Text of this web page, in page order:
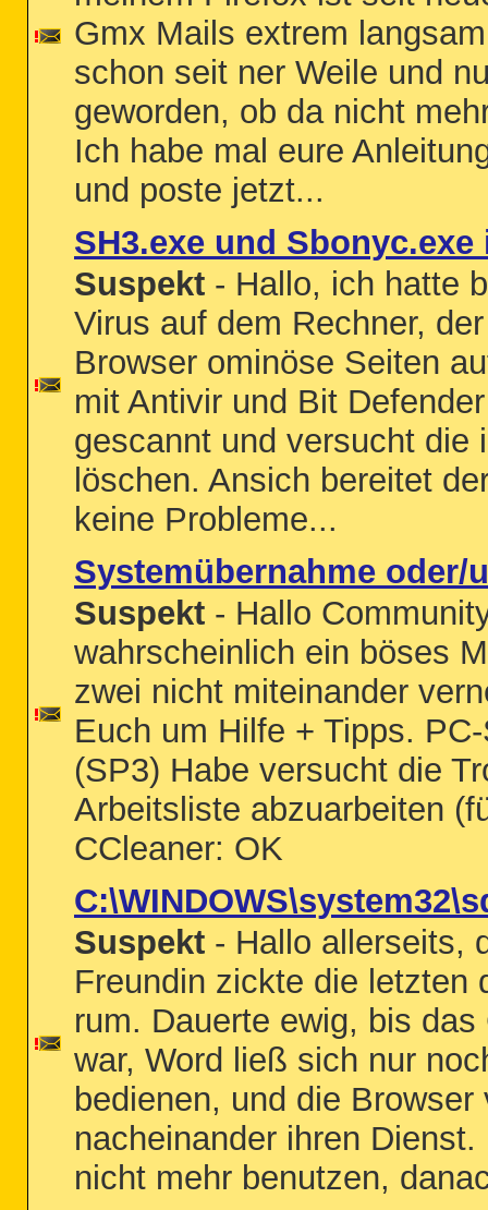
Gmx Mails extrem
schon seit ner Weile und
geworden, ob da nicht
Ich habe mal eure
und poste jetzt...
SH3.exe und
Suspekt - Hallo, ich hatte
Virus auf dem Rechner,
Browser ominöse Seiten
mit Antivir und Bit
gescannt und versucht die
löschen. Ansich bereitet
keine Probleme...
Systemübernahme oder/
Suspekt - Hallo
wahrscheinlich ein böses
zwei nicht miteinander
Euch um Hilfe + Tipps.
(SP3) Habe versucht die
Arbeitsliste abzuarbeiten
CCleaner: OK
Suspekt - Hallo allerseits,
Freundin zickte die letzten
rum. Dauerte ewig, bis
war, Word ließ sich nur
bedienen, und die Browser
nacheinander ihren
nicht mehr benutzen,